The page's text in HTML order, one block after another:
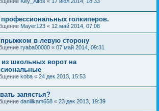
голкиперов.
Mayer123 « 12 май 2014, 07:08
в левую сторону
ryaba00000 « 07 май 2014, 09:31
из школьных ворот на
koba « 24 дек 2013, 15:53
запястья?
daniilkam658 « 23 дек 2013, 19:39